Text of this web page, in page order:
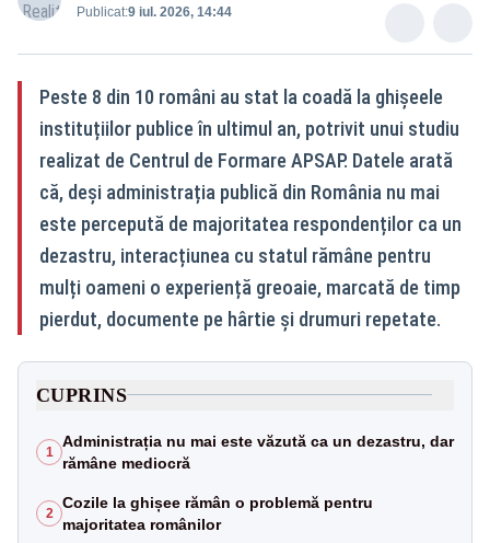
Publicat:9 iul. 2026, 14:44
Peste 8 din 10 români au stat la coadă la ghișeele
instituțiilor publice în ultimul an, potrivit unui studiu
realizat de Centrul de Formare APSAP. Datele arată
că, deși administrația publică din România nu mai
este percepută de majoritatea respondenților ca un
dezastru, interacțiunea cu statul rămâne pentru
mulți oameni o experiență greoaie, marcată de timp
pierdut, documente pe hârtie și drumuri repetate.
CUPRINS
1
Administrația nu mai este văzută ca un dezastru, dar
rămâne mediocră
2
Cozile la ghișee rămân o problemă pentru
majoritatea românilor